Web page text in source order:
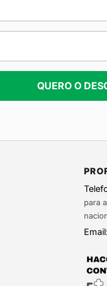
QUERO O
para
Email: